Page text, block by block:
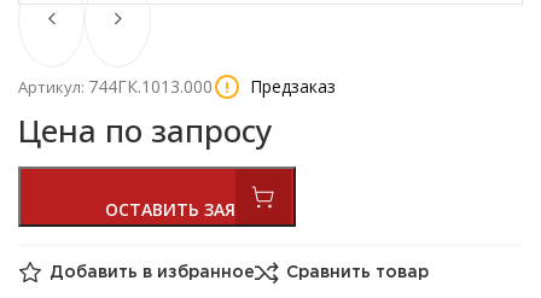
Артикул: 744ГК.1013.000 Предзаказ
Цена по запросу
Добавить в избранное Сравнить товар